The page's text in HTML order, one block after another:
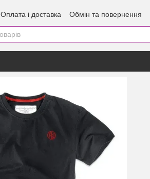
Оплата і доставка Обмін та повернення